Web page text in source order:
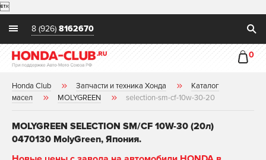

8 (926) 8162670
0
Honda Club Запчасти и техника Хонда
Каталог
масел
MOLYGREEN selection-sm-cf-10w-30-20
MOLYGREEN SELECTION SM/CF 10W-30 (20л)
0470130 MolyGreen, Япония.